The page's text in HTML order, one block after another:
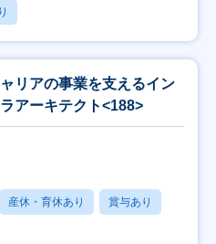
リアの事業を支えるイン
アーキテクト<188>
産休・育休あり 賞与あり